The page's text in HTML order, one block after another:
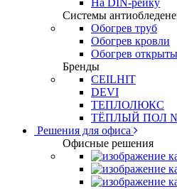
На DIN-рейку
Системы
Обогрев труб
Обогрев кровли
Обогрев
Бренды
CEILHIT
DEVI
ТЕПЛОЛЮКС
ТЁПЛЫЙ ПОЛ
Решения для офиса
Офисные решения